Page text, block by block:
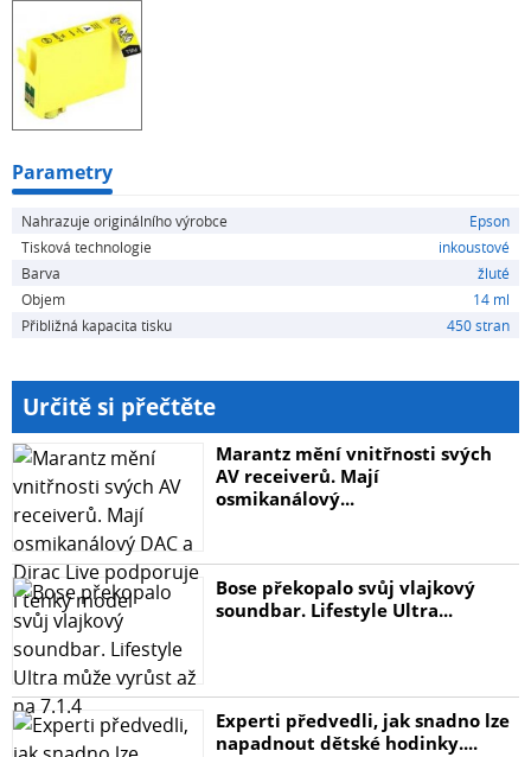
Parametry
Nahrazuje originálního výrobce
Epson
Tisková technologie
inkoustové
Barva
žluté
Objem
14 ml
Přibližná kapacita tisku
450 stran
Určitě si přečtěte
Marantz mění vnitřnosti svých
AV receiverů. Mají
osmikanálový...
Bose překopalo svůj vlajkový
soundbar. Lifestyle Ultra...
Experti předvedli, jak snadno lze
napadnout dětské hodinky....